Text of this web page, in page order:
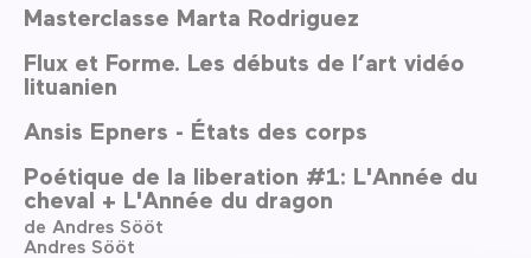
Masterclasse Marta Rodriguez
Flux et Forme. Les débuts de l’art vidéo
lituanien
Ansis Epners - États des corps
Poétique de la liberation #1: L'Année du
cheval + L'Année du dragon
de Andres Sööt
Andres Sööt